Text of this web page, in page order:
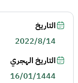
التاريخ
2022/8/14
التاريخ الهجري
16/01/1444